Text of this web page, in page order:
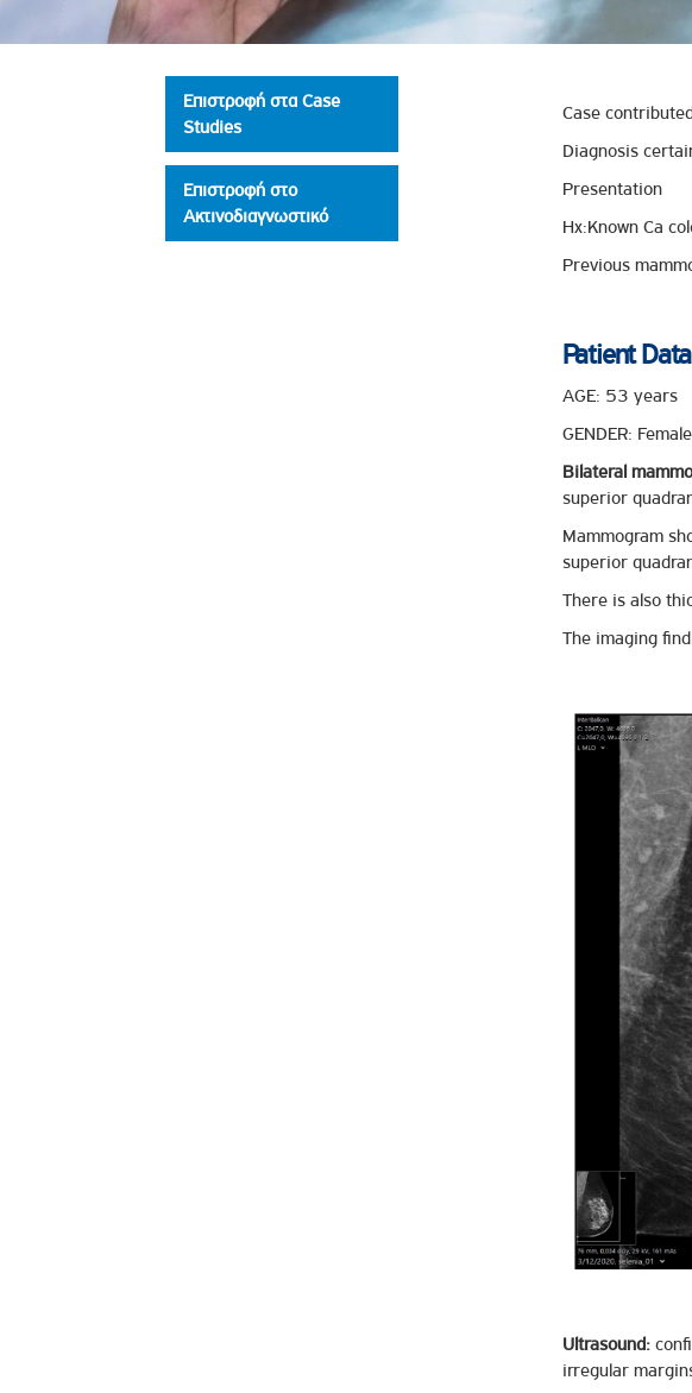
Πολιτική Προσλήψεων Προσωπικού,
Πολιτικές Ασφάλειας Πληροφοριών
Επιτροπή Αποδοχών και Υποψηφιοτήτων
Κανονισμός Επιτροπής Αποδοχών -
Κανονισμός Λειτουργίας Επιτροπής Ελέγχου
Διεύθυνση Εσωτερικού Ελέγχου Κανονισμός
Έκθεση Βιώσιμης Ανάπτυξης 2024
Επιστροφή στα Case
Studies
Επιστροφή στο
Ακτινοδιαγνωστικό
Case
Diagnosis
Presentation
Hx:Known Ca
Previous
Patient Data
AGE: 53 years
GENDER: Female
Bilateral
superior
Mammogram
superior
There is also
The imaging
Ultrasound:
irregular